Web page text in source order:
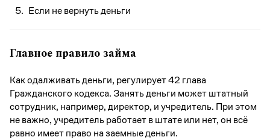
Если не вернуть деньги
Главное правило займа
Как одалживать деньги, регулирует 42 глава
Гражданского кодекса. Занять деньги может штатный
сотрудник, например, директор, и учредитель. При этом
не важно, учредитель работает в штате или нет, он всё
равно имеет право на заемные деньги.